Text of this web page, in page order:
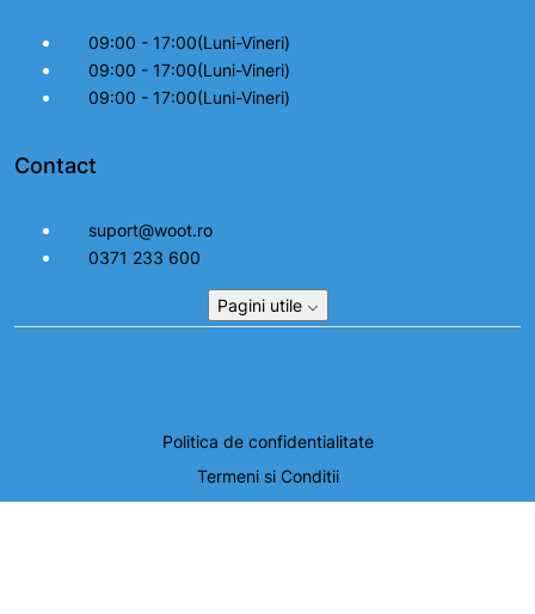
09:00 - 17:00(Luni-Vineri)
09:00 - 17:00(Luni-Vineri)
09:00 - 17:00(Luni-Vineri)
Contact
suport@woot.ro
0371 233 600
Pagini utile
Politica de confidentialitate
Termeni si Conditii